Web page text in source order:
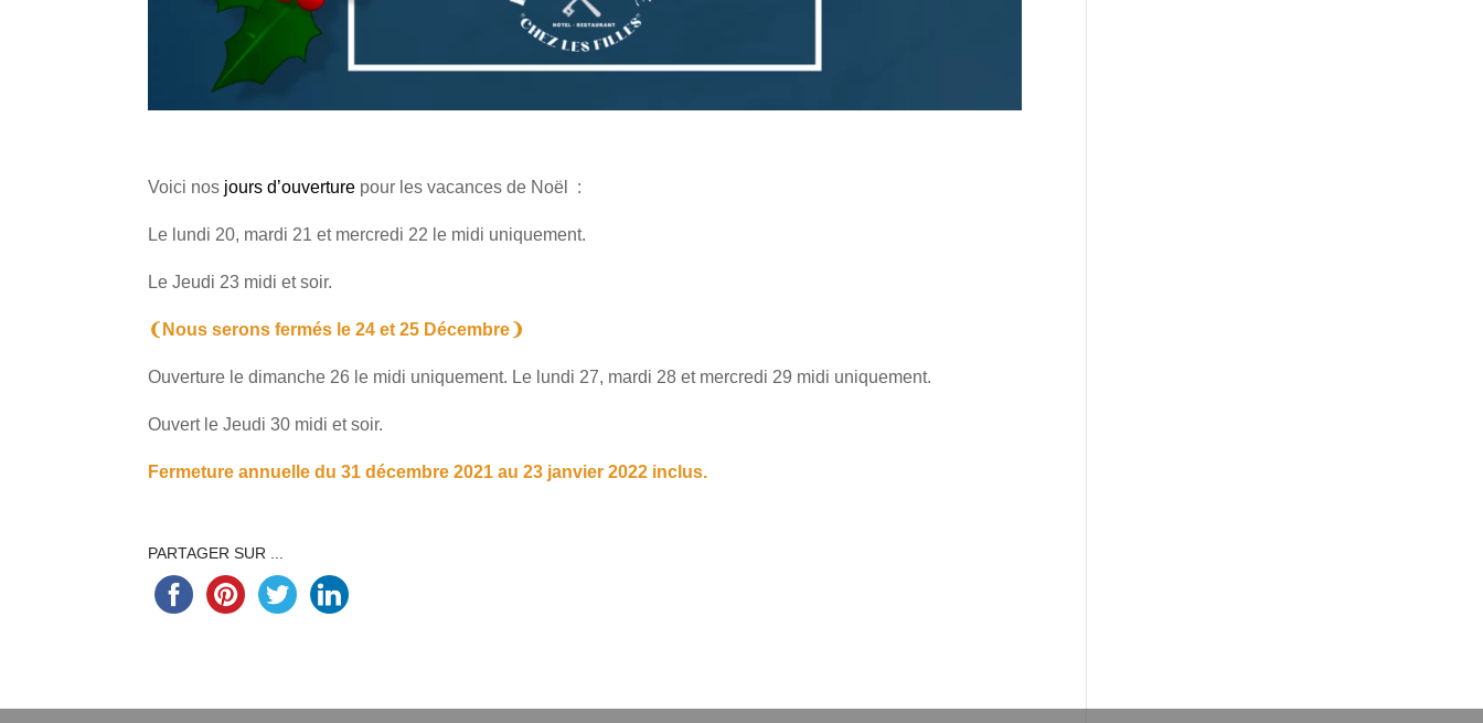
Voici nos jours d’ouverture pour les vacances de Noël :
Le lundi 20, mardi 21 et mercredi 22 le midi uniquement.
Le Jeudi 23 midi et soir.
❨Nous serons fermés le 24 et 25 Décembre❩
Ouverture le dimanche 26 le midi uniquement. Le lundi 27, mardi 28 et mercredi 29 midi uniquement.
Ouvert le Jeudi 30 midi et soir.
Fermeture annuelle du 31 décembre 2021 au 23 janvier 2022 inclus.
PARTAGER SUR ...